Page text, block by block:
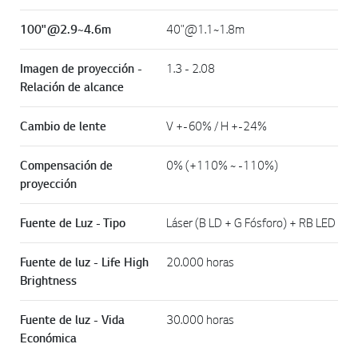
100"@2.9~4.6m 40"@1.1~1.8m
Imagen de proyección -
Relación de alcance
1.3 - 2.08
Cambio de lente V +-60% / H +-24%
Compensación de
proyección
0% (+110% ~ -110%)
Fuente de Luz - Tipo Láser (B LD + G Fósforo) + RB LED
Fuente de luz - Life High
Brightness
20.000 horas
Fuente de luz - Vida
Económica
30.000 horas